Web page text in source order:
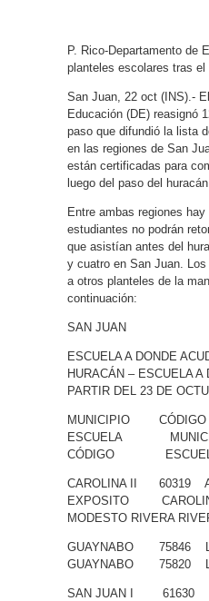
P. Rico-Departamento de
planteles escolares tras el
San Juan, 22 oct (INS).-
Educación (DE) reasignó
paso que difundió la lista
en las regiones de San
están certificadas para
luego del paso del
Entre ambas regiones
estudiantes no podrán
que asistían antes del
y cuatro en San Juan.
a otros planteles de la
continuación:
SAN JUAN
ESCUELA A DONDE
HURACÁN – ESCUELA A
PARTIR DEL 23 DE
MUNICIPIO
ESCUELA
CÓDIGO
CAROLINA II 60319
EXPOSITO
MODESTO RIVERA
GUAYNABO 75846
GUAYNABO 75820
SAN JUAN I 61630